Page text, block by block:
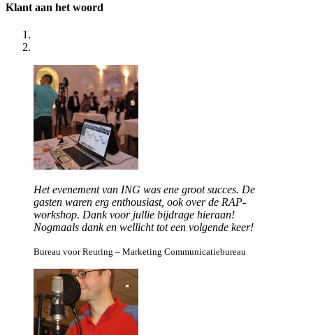
Klant aan het woord
Het evenement van ING was ene groot succes. De
gasten waren erg enthousiast, ook over de RAP-
workshop. Dank voor jullie bijdrage hieraan!
Nogmaals dank en wellicht tot een volgende keer!
Bureau voor Reuring – Marketing Communicatiebureau